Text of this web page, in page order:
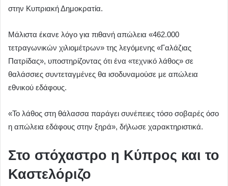
στην Κυπριακή Δημοκρατία.
Μάλιστα έκανε λόγο για πιθανή απώλεια «462.000
τετραγωνικών χιλιομέτρων» της λεγόμενης «Γαλάζιας
Πατρίδας», υποστηρίζοντας ότι ένα «τεχνικό λάθος» σε
θαλάσσιες συντεταγμένες θα ισοδυναμούσε με απώλεια
εθνικού εδάφους.
«Το λάθος στη θάλασσα παράγει συνέπειες τόσο σοβαρές όσο
η απώλεια εδάφους στην ξηρά», δήλωσε χαρακτηριστικά.
Στο στόχαστρο η Κύπρος και το
Καστελόριζο